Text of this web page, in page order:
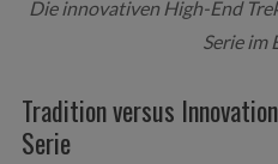
Die innovativen High-End
Serie im
Tradition versus
Serie